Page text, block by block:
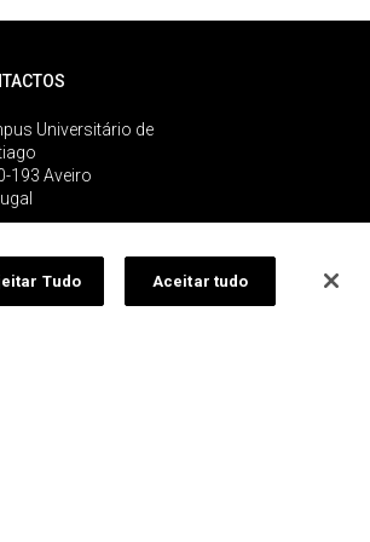
Universitário de
193 Aveiro
gerais
Tudo Aceitar tudo